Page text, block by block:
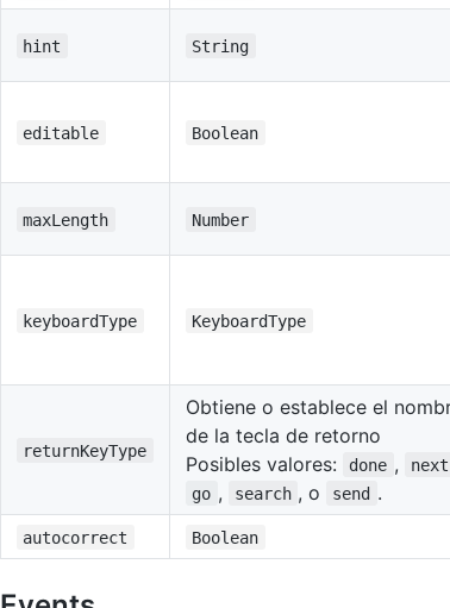
hint String
editable Boolean
maxLength Number
keyboardType KeyboardType
returnKeyType
Obtiene o establece el
de la tecla de retorno
Posibles valores:
done , next
go , search , o send .
autocorrect Boolean